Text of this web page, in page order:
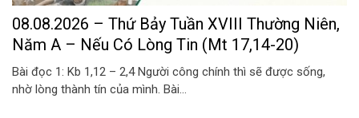
08.08.2026 – Thứ Bảy Tuần XVIII Thường Niên,
Năm A – Nếu Có Lòng Tin (Mt 17,14-20)
Bài đọc 1: Kb 1,12 – 2,4 Người công chính thì sẽ được sống,
nhờ lòng thành tín của mình. Bài...